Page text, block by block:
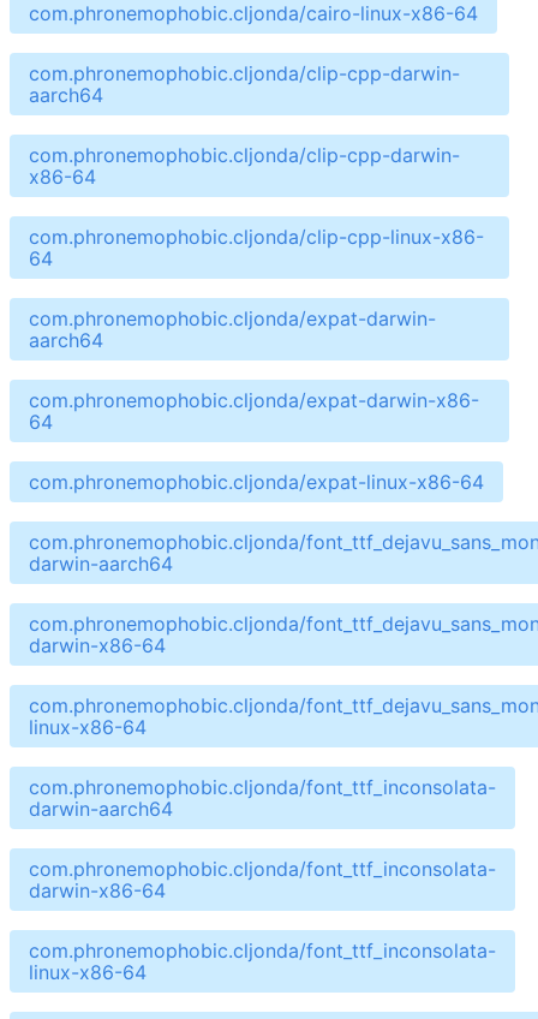
com.phronemophobic.cljonda/cairo-linux-x86-64
com.phronemophobic.cljonda/clip-cpp-darwin-
aarch64
com.phronemophobic.cljonda/clip-cpp-darwin-
x86-64
com.phronemophobic.cljonda/clip-cpp-linux-x86-
64
com.phronemophobic.cljonda/expat-darwin-
aarch64
com.phronemophobic.cljonda/expat-darwin-x86-
64
com.phronemophobic.cljonda/expat-linux-x86-64
com.phronemophobic.cljonda/
darwin-aarch64
com.phronemophobic.cljonda/
darwin-x86-64
com.phronemophobic.cljonda/
linux-x86-64
com.phronemophobic.cljonda/font_ttf_inconsolata-
darwin-aarch64
com.phronemophobic.cljonda/font_ttf_inconsolata-
darwin-x86-64
com.phronemophobic.cljonda/font_ttf_inconsolata-
linux-x86-64